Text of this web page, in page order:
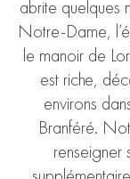
abrite quelques
Notre-Dame,
le manoir de
est riche,
environs
Branféré.
renseigner